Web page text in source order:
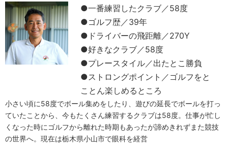
●一番練習したクラブ／58度
●ゴルフ歴／39年
●ドライバーの飛距離／270Y
●好きなクラブ／58度
●プレースタイル／出たとこ勝負
●ストロングポイント／ゴルフをと
ことん楽しめるところ
小さい頃に58度でボール集めをしたり、遊びの延長でボールを打っ
ていたことから、今もたくさん練習するクラブは58度。仕事が忙し
くなった時にゴルフから離れた時期もあったが諦めきれずまた競技
の世界へ。現在は栃木県小山市で眼科を経営